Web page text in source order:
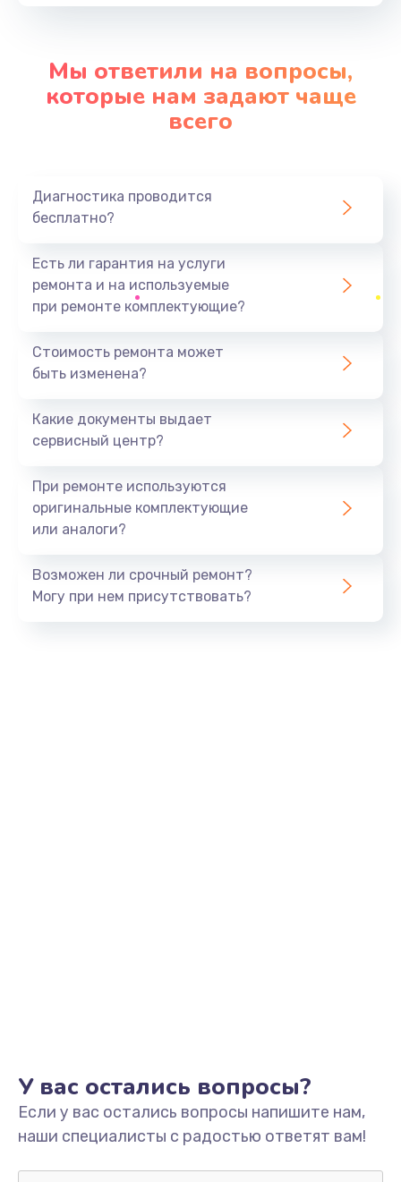
от 3900 руб.
Чистка от пыли
от 940 руб.
Заказать
от 1545 руб.
от 690 руб.
Замена видеокарты
Заказать
Замена экрана
от 920 руб.
от 920 руб.
Заказать
Ремонт петель крышки
Мы ответили на вопросы,
которые нам задают чаще
всего
Диагностика проводится
бесплатно?
Есть ли гарантия на услуги
ремонта и на используемые
при ремонте комплектующие?
Стоимость ремонта может
быть изменена?
Какие документы выдает
сервисный центр?
При ремонте используются
оригинальные комплектующие
или аналоги?
Возможен ли срочный ремонт?
Могу при нем присутствовать?
У вас остались вопросы?
Если у вас остались вопросы напишите нам,
наши специалисты с радостью ответят вам!